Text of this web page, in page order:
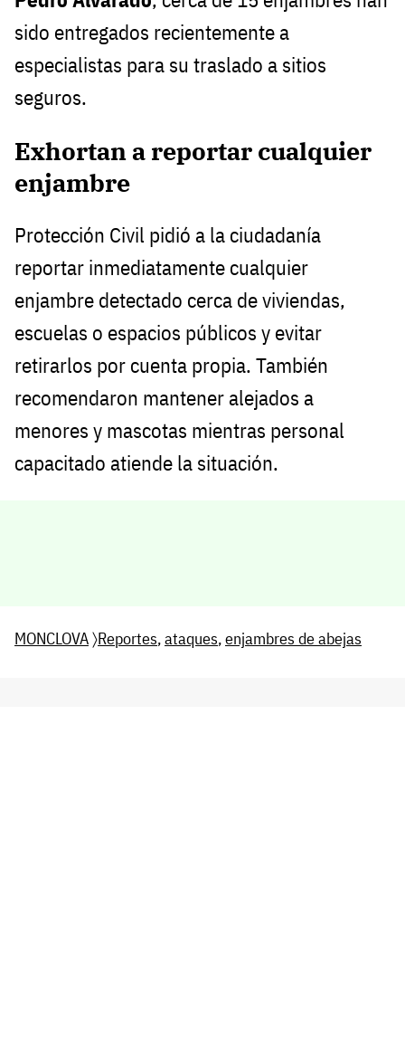
sido entregados recientemente a
especialistas para su traslado a sitios
seguros.
Exhortan a reportar cualquier
enjambre
Protección Civil pidió a la ciudadanía
reportar inmediatamente cualquier
enjambre detectado cerca de viviendas,
escuelas o espacios públicos y evitar
retirarlos por cuenta propia. También
recomendaron mantener alejados a
menores y mascotas mientras personal
capacitado atiende la situación.
MONCLOVA〉Reportes,ataques,enjambres de abejas